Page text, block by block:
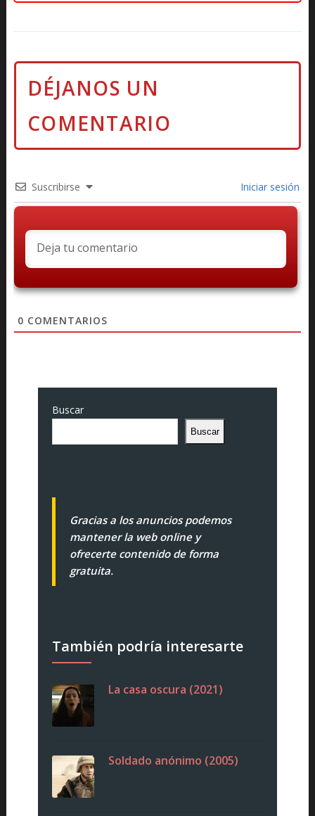
Suscribirse Iniciar sesión
0 COMENTARIOS
Buscar
Buscar
Gracias a los anuncios podemos
mantener la web online y
ofrecerte contenido de forma
gratuita.
También podría interesarte
La casa oscura (2021)
Soldado anónimo (2005)